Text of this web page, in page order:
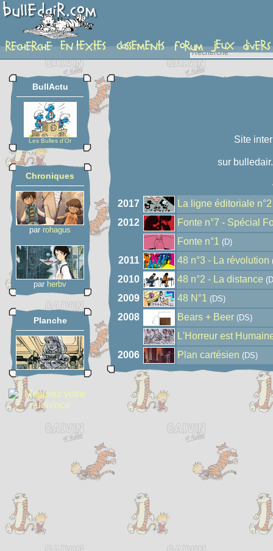
auteur
BullActu
Les Bulles d'Or
Chroniques
par rohagus
par herbv
Planche
Site
sur
2017
La ligne éditoriale n°2
2012
Fonte n°7 - Spécial
Fonte n°1
(D)
2011 48 n°3 - La révolution
2010 48 n°2 - La distance
2009 48 N°1 (DS)
2008 Bears + Beer (DS)
L'Horreur est
2006
Plan cartésien (DS)